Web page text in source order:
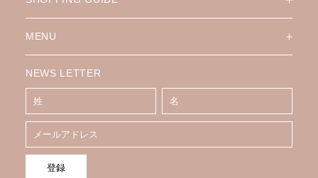
MENU
NEWS LETTER
登録